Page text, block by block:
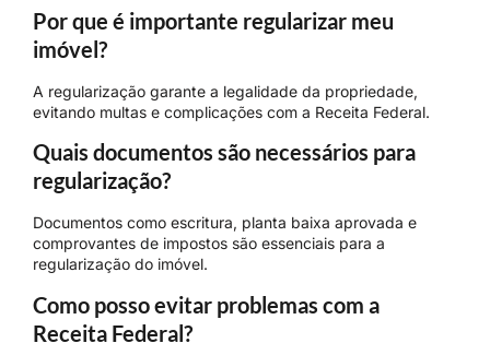
Por que é importante regularizar meu
imóvel?
A regularização garante a legalidade da propriedade,
evitando multas e complicações com a Receita Federal.
Quais documentos são necessários para
regularização?
Documentos como escritura, planta baixa aprovada e
comprovantes de impostos são essenciais para a
regularização do imóvel.
Como posso evitar problemas com a
Receita Federal?